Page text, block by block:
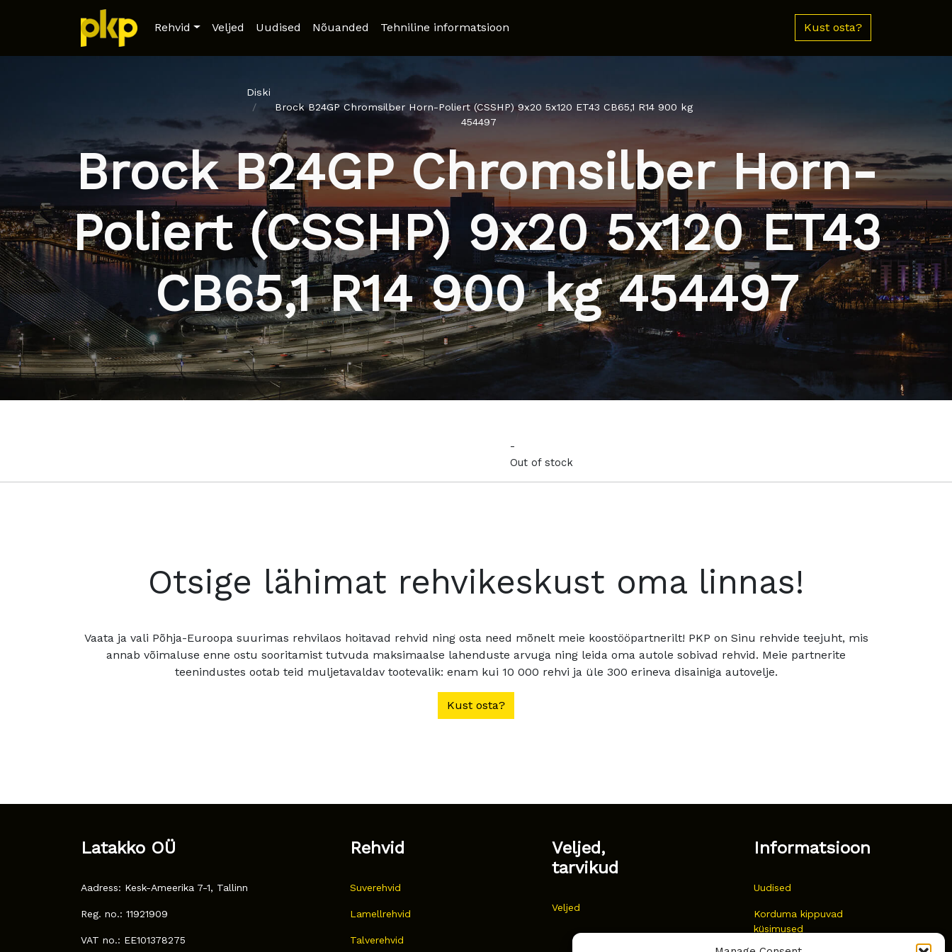
Rehvid Veljed Uudised Nõuanded Tehniline informatsioon Kust osta?
Diski
Brock B24GP Chromsilber Horn-Poliert (CSSHP) 9x20 5x120 ET43 CB65,1 R14 900 kg
454497
Brock B24GP Chromsilber Horn-
Poliert (CSSHP) 9x20 5x120 ET43
CB65,1 R14 900 kg 454497
-
Out of stock
Otsige lähimat rehvikeskust oma linnas!
Vaata ja vali Põhja-Euroopa suurimas rehvilaos hoitavad rehvid ning osta need mõnelt meie koostööpartnerilt! PKP on Sinu rehvide teejuht, mis
annab võimaluse enne ostu sooritamist tutvuda maksimaalse lahenduste arvuga ning leida oma autole sobivad rehvid. Meie partnerite
teenindustes ootab teid muljetavaldav tootevalik: enam kui 10 000 rehvi ja üle 300 erineva disainiga autovelje.
Kust osta?
Latakko OÜ
Aadress: Kesk-Ameerika 7-1, Tallinn
Reg. no.: 11921909
VAT no.: EE101378275
Rehvid
Suverehvid
Lamellrehvid
Talverehvid
Veljed,
tarvikud
Veljed
Informatsioon
Uudised
Korduma kippuvad
küsimused